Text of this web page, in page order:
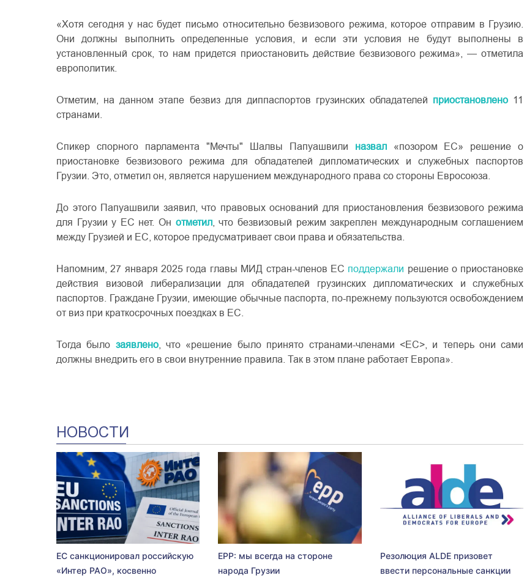
«Хотя сегодня у нас будет письмо относительно безвизового режима, которое отправим в Грузию.
Они должны выполнить определенные условия, и если эти условия не будут выполнены в
установленный срок, то нам придется приостановить действие безвизового режима», — отметила
европолитик.
Отметим, на данном этапе безвиз для диппаспортов грузинских обладателей приостановлено 11
странами.
Спикер спорного парламента "Мечты" Шалвы Папуашвили назвал «позором ЕС» решение о
приостановке безвизового режима для обладателей дипломатических и служебных паспортов
Грузии. Это, отметил он, является нарушением международного права со стороны Евросоюза.
До этого Папуашвили заявил, что правовых оснований для приостановления безвизового режима
для Грузии у ЕС нет. Он отметил, что безвизовый режим закреплен международным соглашением
между Грузией и ЕС, которое предусматривает свои права и обязательства.
Напомним, 27 января 2025 года главы МИД стран-членов ЕС поддержали решение о приостановке
действия визовой либерализации для обладателей грузинских дипломатических и служебных
паспортов. Граждане Грузии, имеющие обычные паспорта, по-прежнему пользуются освобождением
от виз при краткосрочных поездках в ЕС.
Тогда было заявлено, что «решение было принято странами-членами <ЕС>, и теперь они сами
должны внедрить его в свои внутренние правила. Так в этом плане работает Европа».
НОВОСТИ
ЕС санкционировал российскую
«Интер РАО», косвенно
EPP: мы всегда на стороне
народа Грузии
Резолюция ALDE призовет
ввести персональные санкции